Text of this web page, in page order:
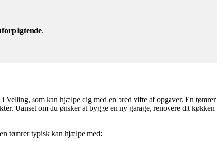
.
Velling, som kan hjælpe dig med en bred vifte af opgaver. En tømrer
Uanset om du ønsker at bygge en ny garage, renovere dit køkken
tømrer typisk kan hjælpe med: